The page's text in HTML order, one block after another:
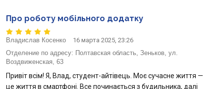
Про роботу мобільного додатку
Владислав Косенко
16 марта 2025, 23:26
Отделение по адресу: Полтавская область, Зеньков, ул.
Воздвиженская, 63
Привіт всім! Я, Влад, студент-айтівець. Моє сучасне життя —
це життя в смартфоні. Все починається з будильника, далі